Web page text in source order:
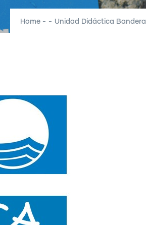
Home - - Unidad Didáctica